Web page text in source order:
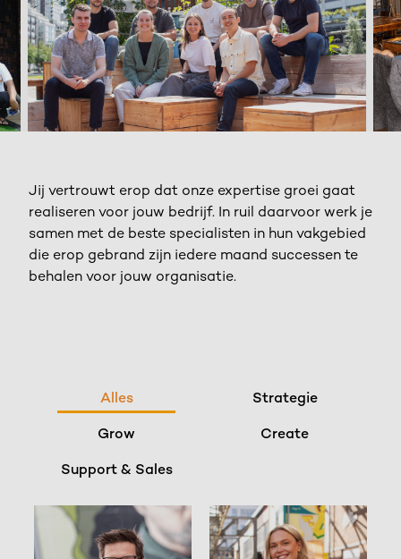
Jij vertrouwt erop dat onze expertise groei gaat
realiseren voor jouw bedrijf. In ruil daarvoor werk je
samen met de beste specialisten in hun vakgebied
die erop gebrand zijn iedere maand successen te
behalen voor jouw organisatie.
Alles Strategie
Grow Create
Support & Sales